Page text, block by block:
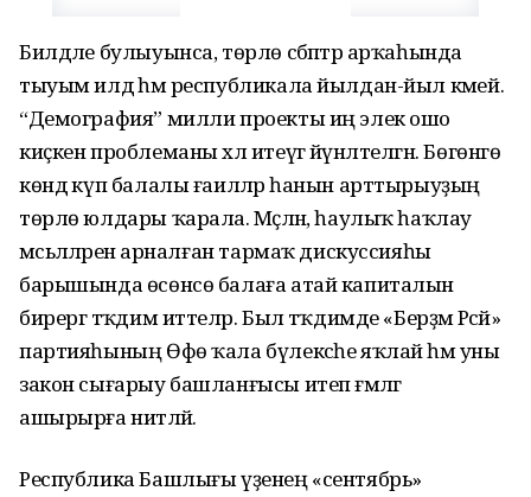
Билдәле булыуынса, төрлө сәбәптәр арҡаһында
тыуым илдә һәм республикала йылдан-йыл кәмей.
“Демография” милли проекты иң элек ошо
киҫкен проблеманы хәл итеүгә йүнәлтелгән. Бөгөнгө
көндә күп балалы ғаиләләр һанын арттырыуҙың
төрлө юлдары ҡарала. Мәҫәлән, һаулыҡ һаҡлау
мәсьәләләренә арналған тармаҡ дискуссияһы
барышында өсөнсө балаға атай капиталын
бирергә тәҡдим иттеләр. Был тәҡдимде «Берҙәм Рәсәй»
партияһының Өфө ҡала бүлексәһе яҡлай һәм уны
закон сығарыу башланғысы итеп ғәмәлгә
ашырырға ниәтләй.
Республика Башлығы үҙенең «сентябрь»